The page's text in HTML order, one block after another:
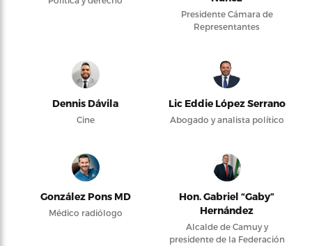
Presidente Cámara de
Representantes
Dennis Dávila
Cine
Lic Eddie López Serrano
Abogado y analista político
González Pons MD
Médico radiólogo
Hon. Gabriel “Gaby”
Hernández
Alcalde de Camuy y
presidente de la Federación